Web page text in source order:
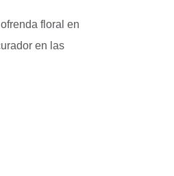
floral en
en las